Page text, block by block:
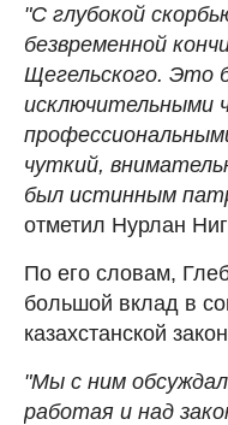
"С глубокой
безвременной
Щегельского. Это
исключительными
чуткий,
был истинным
отметил Нурлан
По его словам,
большой вклад в
казахстанской
"Мы с ним
работая и над